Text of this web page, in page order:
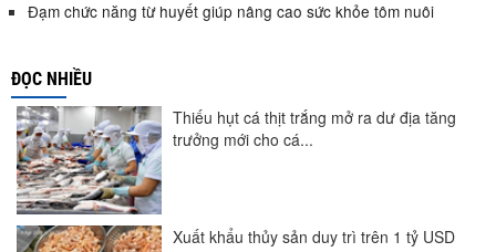
Đạm chức năng từ huyết giúp nâng cao sức khỏe tôm nuôi
ĐỌC NHIỀU
Thiếu hụt cá thịt trắng mở ra dư địa tăng
trưởng mới cho cá...
Xuất khẩu thủy sản duy trì trên 1 tỷ USD